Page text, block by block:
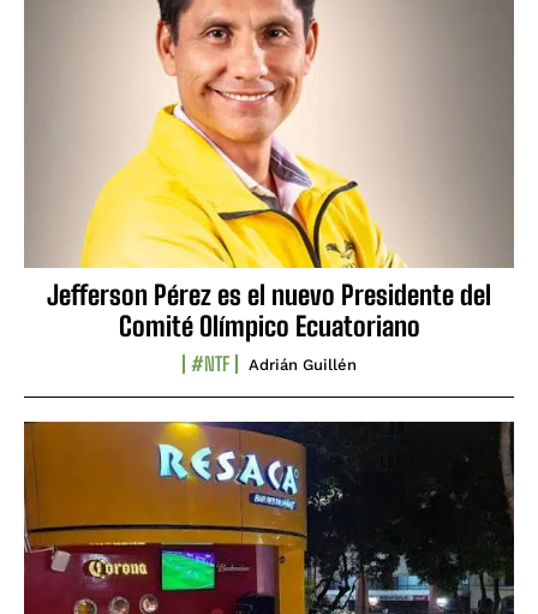
Jefferson Pérez es el nuevo Presidente del
Comité Olímpico Ecuatoriano
#NTF Adrián Guillén